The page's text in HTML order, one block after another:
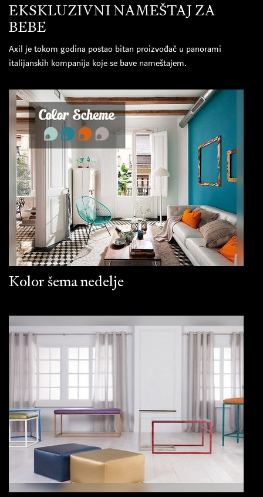
EKSKLUZIVNI NAMEŠTAJ ZA
BEBE
Axil je tokom godina postao bitan proizvođač u panorami
italijanskih kompanija koje se bave nameštajem.
Kolor šema nedelje